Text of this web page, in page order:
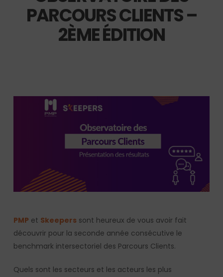
PARCOURS CLIENTS –
2ÈME ÉDITION
PMP et Skeeperssont heureux de vous avoir fait
découvrir pour la seconde année consécutive le
benchmark intersectoriel des Parcours Clients.
Quels sont les secteurs et les acteurs les plus